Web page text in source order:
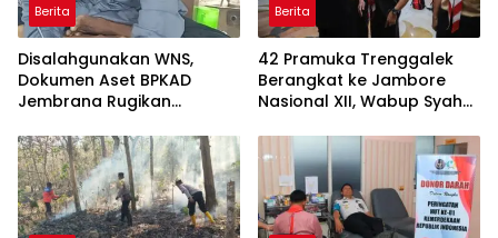
Berita
Disalahgunakan WNS,
Dokumen Aset BPKAD
Jembrana Rugikan
Berita
42 Pramuka Trenggalek
Berangkat ke Jambore
Nasional XII, Wabup Syah
Daerah